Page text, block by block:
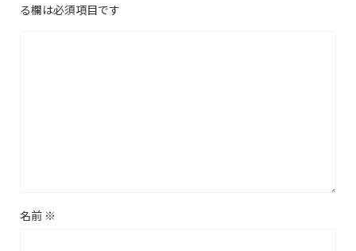
る欄は必須項目です
名前 ※